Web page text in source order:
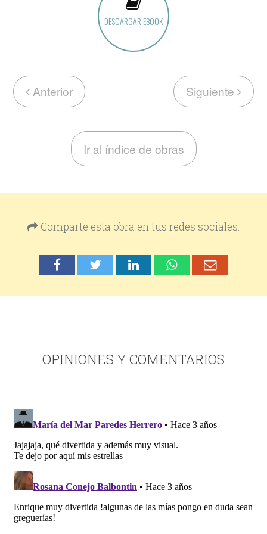
DESCARGAR EBOOK
Anterior Siguiente
Ir al índice de obras
Comparte esta obra en tus redes sociales:
OPINIONES Y COMENTARIOS